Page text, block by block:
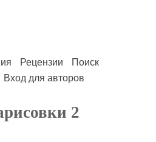
Рецензии
Поиск
Вход для авторов
2